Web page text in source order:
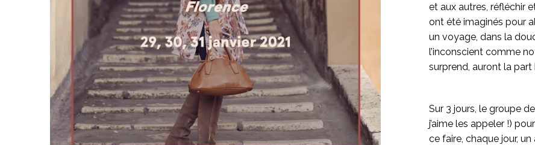
et aux autres, réfléchir
ont été imaginés pour
un voyage, dans la
l’inconscient comme
surprend, auront la part
Sur 3 jours, le groupe
j’aime les appeler !)
ce faire, chaque jour,